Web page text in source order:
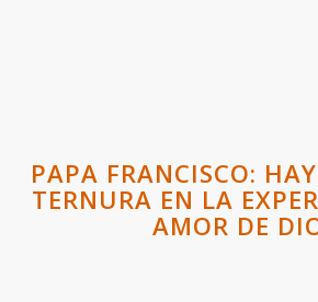
PAPA FRANCISCO:
TERNURA EN LA
AMOR DE